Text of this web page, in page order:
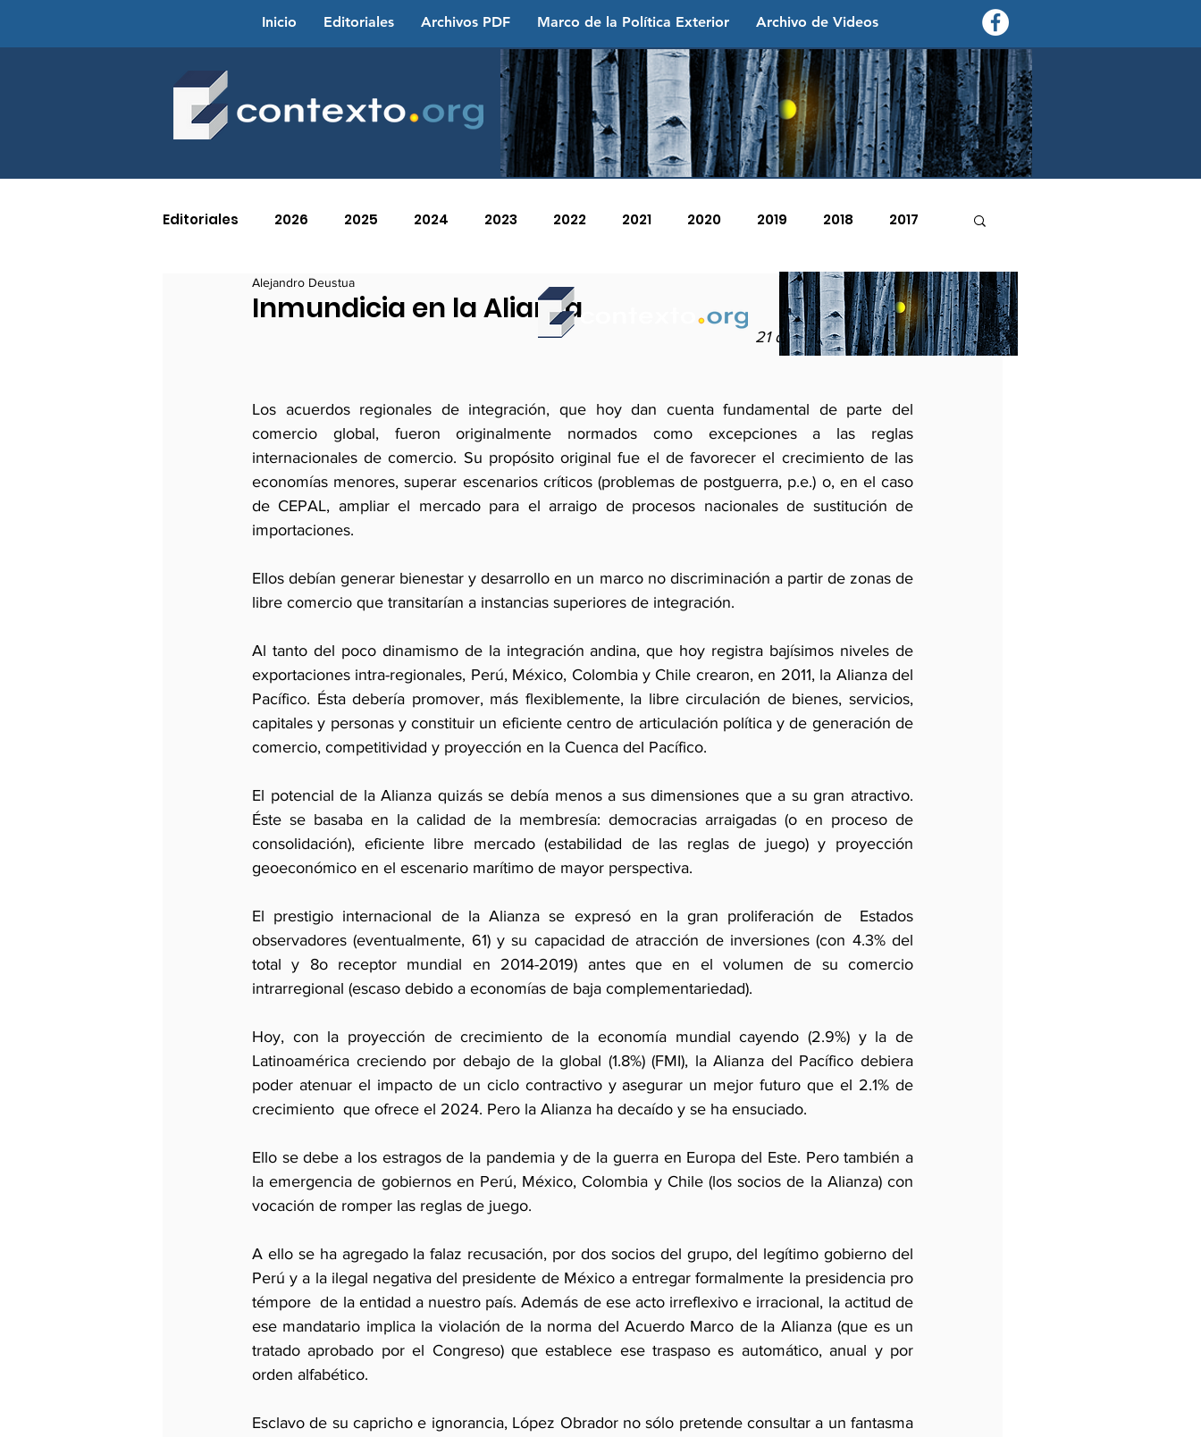
Inicio Editoriales Archivos PDF Marco de la Política Exterior Archivo de Videos
contexto - politica exterior
Editoriales 2026 2025 2024 2023 2022 2021 2020 2019 2018 2017
2015 2014 2011 2007 2006
Inmundicia en la Alianza
Alejandro Deustua
21 de febrero de 2023
Los acuerdos regionales de integración, que hoy dan cuenta fundamental de parte del
comercio global, fueron originalmente normados como excepciones a las reglas
internacionales de comercio. Su propósito original fue el de favorecer el crecimiento de las
economías menores, superar escenarios críticos (problemas de postguerra, p.e.) o, en el caso
de CEPAL, ampliar el mercado para el arraigo de procesos nacionales de sustitución de
importaciones.
Ellos debían generar bienestar y desarrollo en un marco no discriminación a partir de zonas de
libre comercio que transitarían a instancias superiores de integración.
Al tanto del poco dinamismo de la integración andina, que hoy registra bajísimos niveles de
exportaciones intra-regionales, Perú, México, Colombia y Chile crearon, en 2011, la Alianza del
Pacífico. Ésta debería promover, más flexiblemente, la libre circulación de bienes, servicios,
capitales y personas y constituir un eficiente centro de articulación política y de generación de
comercio, competitividad y proyección en la Cuenca del Pacífico.
El potencial de la Alianza quizás se debía menos a sus dimensiones que a su gran atractivo.
Éste se basaba en la calidad de la membresía: democracias arraigadas (o en proceso de
consolidación), eficiente libre mercado (estabilidad de las reglas de juego) y proyección
geoeconómico en el escenario marítimo de mayor perspectiva.
El prestigio internacional de la Alianza se expresó en la gran proliferación de  Estados
observadores (eventualmente, 61) y su capacidad de atracción de inversiones (con 4.3% del
total y 8o receptor mundial en 2014-2019) antes que en el volumen de su comercio
intrarregional (escaso debido a economías de baja complementariedad).
Hoy, con la proyección de crecimiento de la economía mundial cayendo (2.9%) y la de
Latinoamérica creciendo por debajo de la global (1.8%) (FMI), la Alianza del Pacífico debiera
poder atenuar el impacto de un ciclo contractivo y asegurar un mejor futuro que el 2.1% de
crecimiento  que ofrece el 2024. Pero la Alianza ha decaído y se ha ensuciado.
Ello se debe a los estragos de la pandemia y de la guerra en Europa del Este. Pero también a
la emergencia de gobiernos en Perú, México, Colombia y Chile (los socios de la Alianza) con
vocación de romper las reglas de juego.
A ello se ha agregado la falaz recusación, por dos socios del grupo, del legítimo gobierno del
Perú y a la ilegal negativa del presidente de México a entregar formalmente la presidencia pro
témpore  de la entidad a nuestro país. Además de ese acto irreflexivo e irracional, la actitud de
ese mandatario implica la violación de la norma del Acuerdo Marco de la Alianza (que es un
tratado aprobado por el Congreso) que establece ese traspaso es automático, anual y por
orden alfabético.
Esclavo de su capricho e ignorancia, López Obrador no sólo pretende consultar a un fantasma